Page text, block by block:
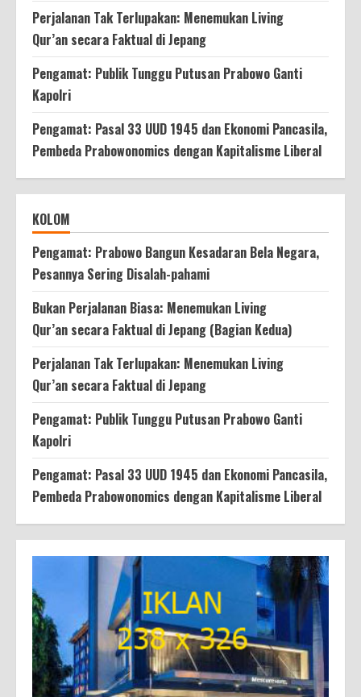
Perjalanan Tak Terlupakan: Menemukan Living
Qur’an secara Faktual di Jepang
Pengamat: Publik Tunggu Putusan Prabowo Ganti
Kapolri
Pengamat: Pasal 33 UUD 1945 dan Ekonomi Pancasila,
Pembeda Prabowonomics dengan Kapitalisme Liberal
KOLOM
Pengamat: Prabowo Bangun Kesadaran Bela Negara,
Pesannya Sering Disalah-pahami
Bukan Perjalanan Biasa: Menemukan Living
Qur’an secara Faktual di Jepang (Bagian Kedua)
Perjalanan Tak Terlupakan: Menemukan Living
Qur’an secara Faktual di Jepang
Pengamat: Publik Tunggu Putusan Prabowo Ganti
Kapolri
Pengamat: Pasal 33 UUD 1945 dan Ekonomi Pancasila,
Pembeda Prabowonomics dengan Kapitalisme Liberal